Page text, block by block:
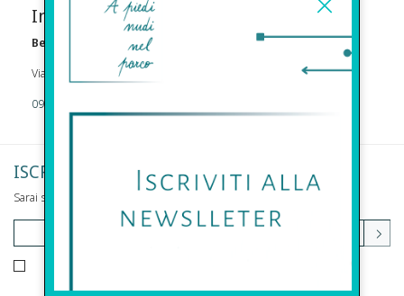
Info contatti
Before s.r.l.s.
Via Della Maestranza , 23 96100 Siracusa
09311962373
ISCRIVITI ALLA NEWSLETTER
Sarai sempre aggiornato su offerte e promozioni.